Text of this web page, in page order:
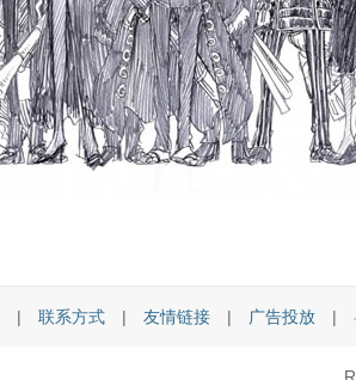
| 联系方式 | 友情链接 | 广告投放 |